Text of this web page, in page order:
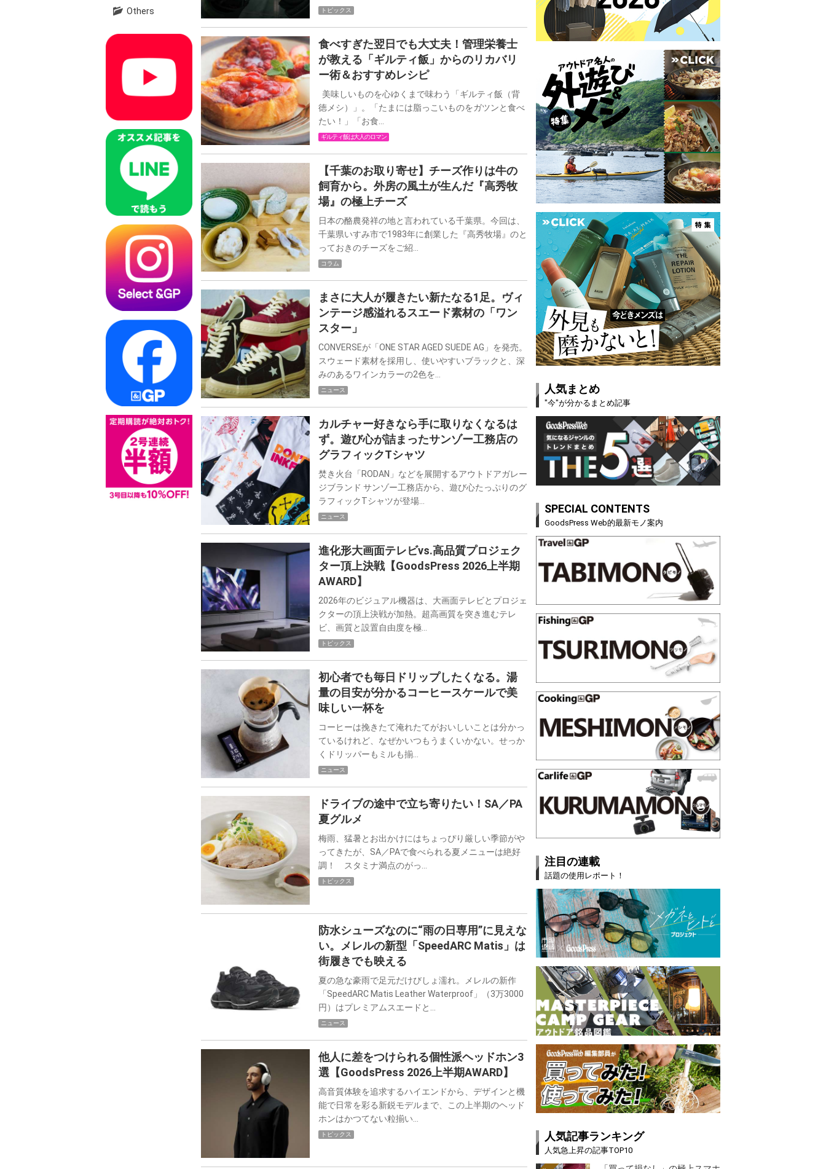
Others トピックス
食べすぎた翌日でも大丈夫！管理栄養士
が教える「ギルティ飯」からのリカバリ
ー術＆おすすめレシピ
美味しいものを心ゆくまで味わう「ギルティ飯（背
徳メシ）」。「たまには脂っこいものをガツンと食べ
たい！」「お食…
ギルティ飯は大人のロマン
【千葉のお取り寄せ】チーズ作りは牛の
飼育から。外房の風土が生んだ『高秀牧
場』の極上チーズ
日本の酪農発祥の地と言われている千葉県。今回は、
千葉県いすみ市で1983年に創業した『高秀牧場』のと
っておきのチーズをご紹…
コラム
まさに大人が履きたい新たなる1足。ヴィ
ンテージ感溢れるスエード素材の「ワン
スター」
CONVERSEが「ONE STAR AGED SUEDE AG」を発売。
スウェード素材を採用し、使いやすいブラックと、深
みのあるワインカラーの2色を…
ニュース
カルチャー好きなら手に取りなくなるは
ず。遊び心が詰まったサンゾー工務店の
グラフィックTシャツ
焚き火台「RODAN」などを展開するアウトドアガレー
ジブランド サンゾー工務店から、遊び心たっぷりのグ
ラフィックTシャツが登場…
ニュース
進化形大画面テレビvs.高品質プロジェク
ター頂上決戦【GoodsPress 2026上半期
AWARD】
2026年のビジュアル機器は、大画面テレビとプロジェ
クターの頂上決戦が加熱。超高画質を突き進むテレ
ビ、画質と設置自由度を極…
トピックス
初心者でも毎日ドリップしたくなる。湯
量の目安が分かるコーヒースケールで美
味しい一杯を
コーヒーは挽きたて淹れたてがおいしいことは分かっ
ているけれど、なぜかいつもうまくいかない。せっか
くドリッパーもミルも揃…
ニュース
ドライブの途中で立ち寄りたい！SA／PA
夏グルメ
梅雨、猛暑とお出かけにはちょっぴり厳しい季節がや
ってきたが、SA／PAで食べられる夏メニューは絶好
調！ スタミナ満点のがっ…
トピックス
防水シューズなのに“雨の日専用”に見えな
い。メレルの新型「SpeedARC Matis」は
街履きでも映える
夏の急な豪雨で足元だけびしょ濡れ。メレルの新作
「SpeedARC Matis Leather Waterproof」（3万3000
円）はプレミアムスエードと…
ニュース
他人に差をつけられる個性派ヘッドホン3
選【GoodsPress 2026上半期AWARD】
高音質体験を追求するハイエンドから、デザインと機
能で日常を彩る新鋭モデルまで、この上半期のヘッド
ホンはかつてない粒揃い…
トピックス
人気まとめ
"今"が分かるまとめ記事
SPECIAL CONTENTS
GoodsPress Web的最新モノ案内
注目の連載
話題の使用レポート！
人気記事ランキング
人気急上昇の記事TOP10